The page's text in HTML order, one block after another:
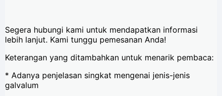
Segera hubungi kami untuk mendapatkan informasi
lebih lanjut. Kami tunggu pemesanan Anda!
Keterangan yang ditambahkan untuk menarik pembaca:
* Adanya penjelasan singkat mengenai jenis-jenis
galvalum